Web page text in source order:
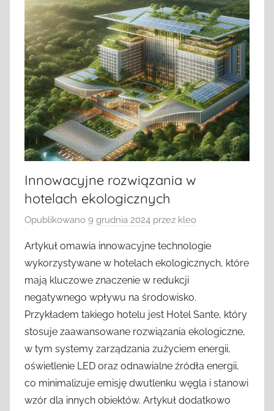
Innowacyjne rozwiązania w
hotelach ekologicznych
Opublikowano 9 grudnia 2024 przez kleo
Artykuł omawia innowacyjne technologie
wykorzystywane w hotelach ekologicznych, które
mają kluczowe znaczenie w redukcji
negatywnego wpływu na środowisko.
Przykładem takiego hotelu jest Hotel Sante, który
stosuje zaawansowane rozwiązania ekologiczne,
w tym systemy zarządzania zużyciem energii,
oświetlenie LED oraz odnawialne źródła energii,
co minimalizuje emisję dwutlenku węgla i stanowi
wzór dla innych obiektów. Artykuł dodatkowo